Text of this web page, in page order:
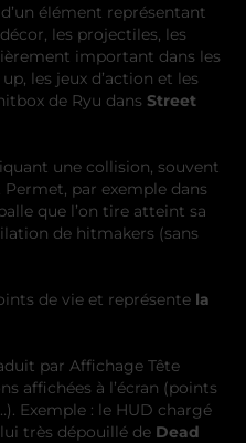
élément représentant
les projectiles, les
important dans les
les jeux d’action et les
de Ryu dans Street
une collision, souvent
par exemple dans
que l’on tire atteint sa
de hitmakers (sans
de vie et représente la
par Affichage Tête
affichées à l’écran (points
Exemple : le HUD chargé
très dépouillé de Dead